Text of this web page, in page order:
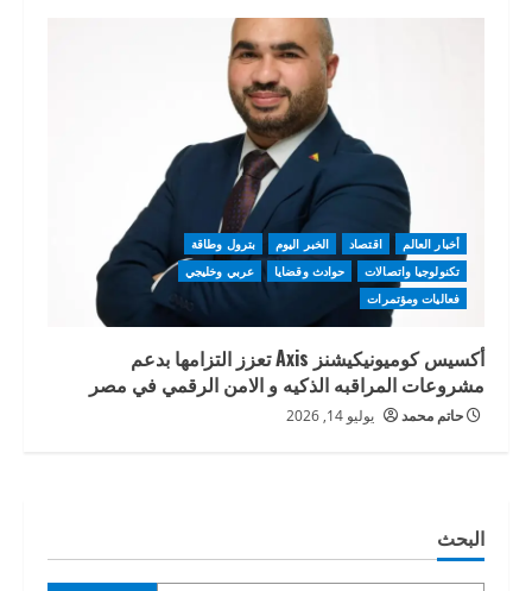
أخبار العالم اقتصاد الخبر اليوم
بترول وطاقة
تكنولوجيا واتصالات
حوادث وقضايا
عربي وخليجي
فعاليات ومؤتمرات
أكسيس كوميونيكيشنز Axis تعزز التزامها بدعم
مشروعات المراقبه الذكيه و الامن الرقمي في مصر
حاتم محمد يوليو 14, 2026
البحث